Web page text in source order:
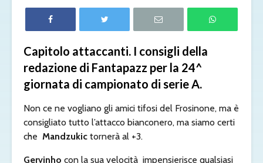
Capitolo attaccanti. I consigli della
redazione di Fantapazz per la 24^
giornata di campionato di serie A.
Non ce ne vogliano gli amici tifosi del Frosinone, ma è
consigliato tutto l’attacco bianconero, ma siamo certi
che Mandzukic tornerà al +3.
Gervinho con la sua velocità impensierisce qualsiasi